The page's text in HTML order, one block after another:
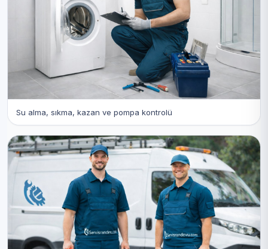
Su alma, sıkma, kazan ve pompa kontrolü